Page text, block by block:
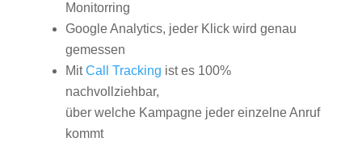
Monitorring
Google Analytics, jeder Klick wird genau
gemessen
MitCall Tracking ist es 100%
nachvollziehbar,
über welche Kampagne jeder einzelne Anruf
kommt